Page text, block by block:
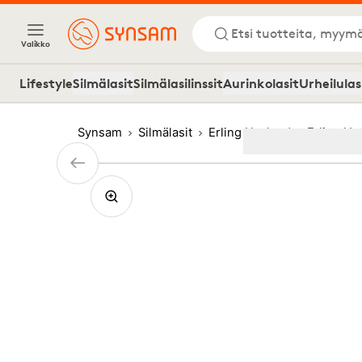
Valikko
Etsi tuotteita,
LifestyleSilmälasitSilmälasilinssitAurinkolasit
Synsam Silmälasit Erling Haaland Erling